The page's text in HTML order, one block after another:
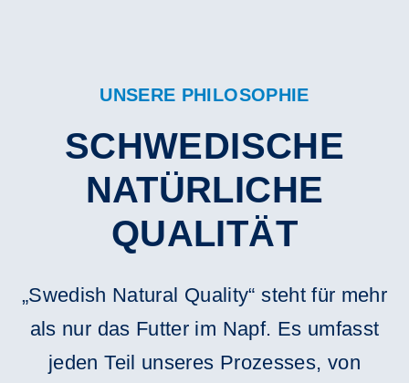
UNSERE PHILOSOPHIE
SCHWEDISCHE
NATÜRLICHE
QUALITÄT
„Swedish Natural Quality“ steht für mehr
als nur das Futter im Napf. Es umfasst
jeden Teil unseres Prozesses, von